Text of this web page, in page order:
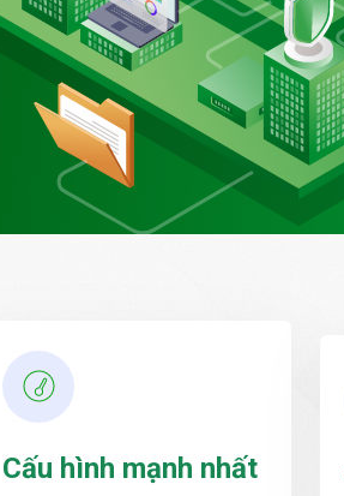
Cấu hình mạnh nhất